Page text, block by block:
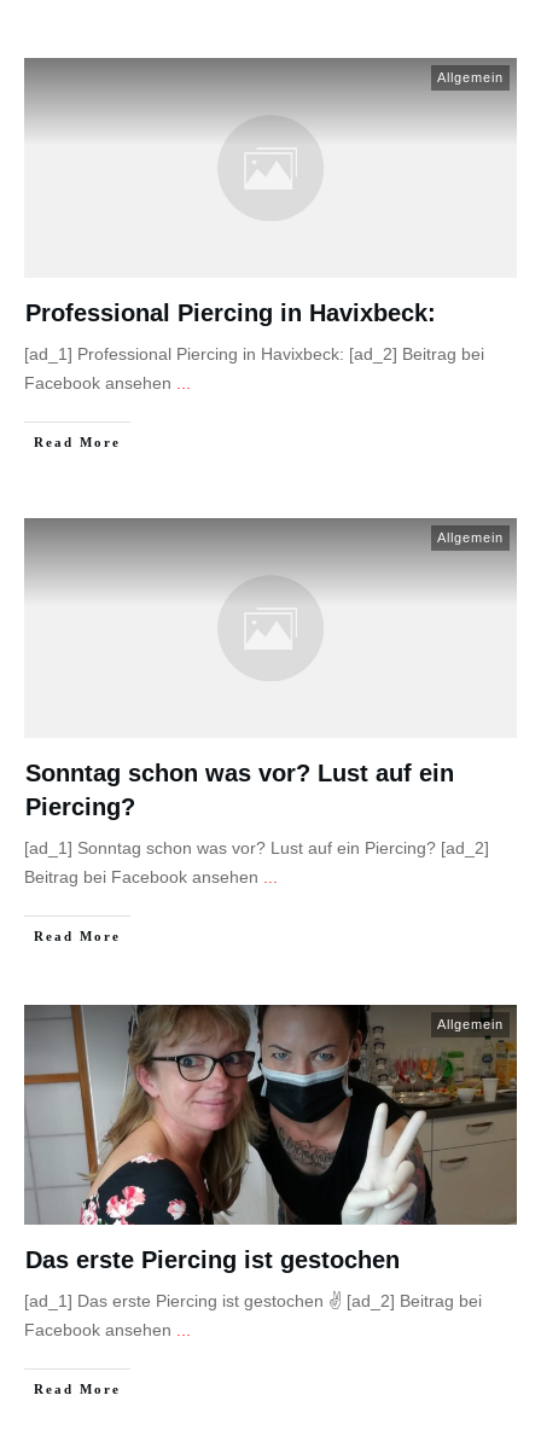
Allgemein
Professional Piercing in Havixbeck:
[ad_1] Professional Piercing in Havixbeck: [ad_2] Beitrag bei
Facebook ansehen
Read More
Allgemein
Sonntag schon was vor? Lust auf ein
Piercing?
[ad_1] Sonntag schon was vor? Lust auf ein Piercing? [ad_2]
Beitrag bei Facebook ansehen
Read More
Allgemein
Das erste Piercing ist gestochen
[ad_1] Das erste Piercing ist gestochen ✌ [ad_2] Beitrag bei
Facebook ansehen
Read More